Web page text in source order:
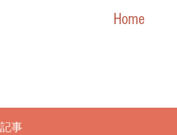
Home
記事